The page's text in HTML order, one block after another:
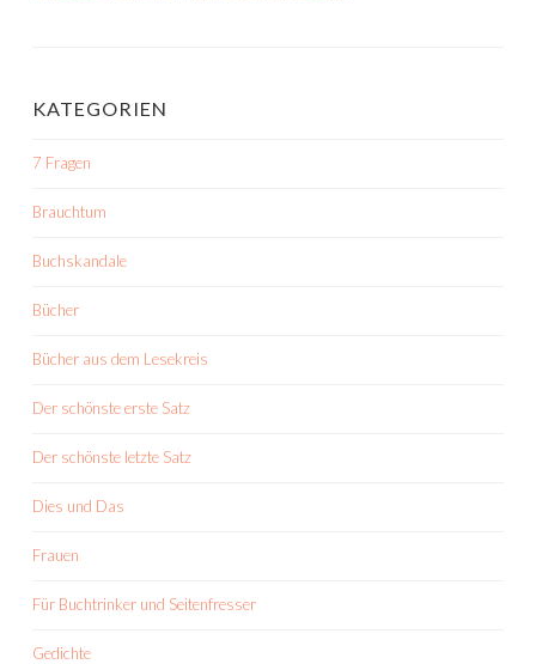
KATEGORIEN
7 Fragen
Brauchtum
Buchskandale
Bücher
Bücher aus dem Lesekreis
Der schönste erste Satz
Der schönste letzte Satz
Dies und Das
Frauen
Für Buchtrinker und Seitenfresser
Gedichte